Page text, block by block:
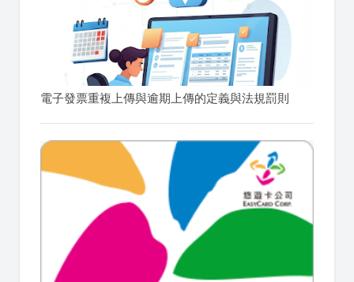
電子發票重複上傳與逾期上傳的定義與法規罰則